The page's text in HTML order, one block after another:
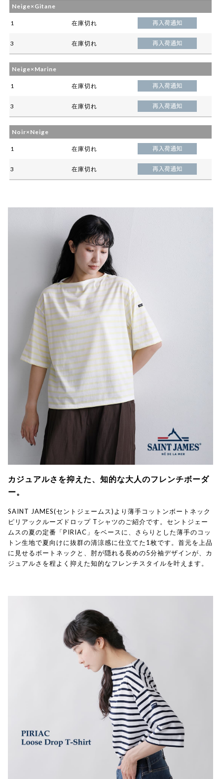
Neige×Gitane
1 在庫切れ
3 在庫切れ
Neige×Marine
1 在庫切れ
3 在庫切れ
Noir×Neige
1 在庫切れ
3 在庫切れ
カジュアルさを抑えた、知的な大人のフレンチボーダ
ー。
SAINT JAMES(セントジェームス)より薄手コットンボートネック
ピリアックルーズドロップ Tシャツのご紹介です。セントジェー
ムスの夏の定番「PIRIAC」をベースに、さらりとした薄手のコッ
トン生地で夏向けに抜群の清涼感に仕立てた1枚です。首元を上品
に見せるボートネックと、肘が隠れる長めの5分袖デザインが、カ
ジュアルさを程よく抑えた知的なフレンチスタイルを叶えます。